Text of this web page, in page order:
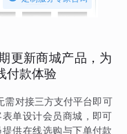
更新商城产品，为
付款体验
需对接三方支付平台即可
单设计会员商城，即可
供在线选购与下单付款